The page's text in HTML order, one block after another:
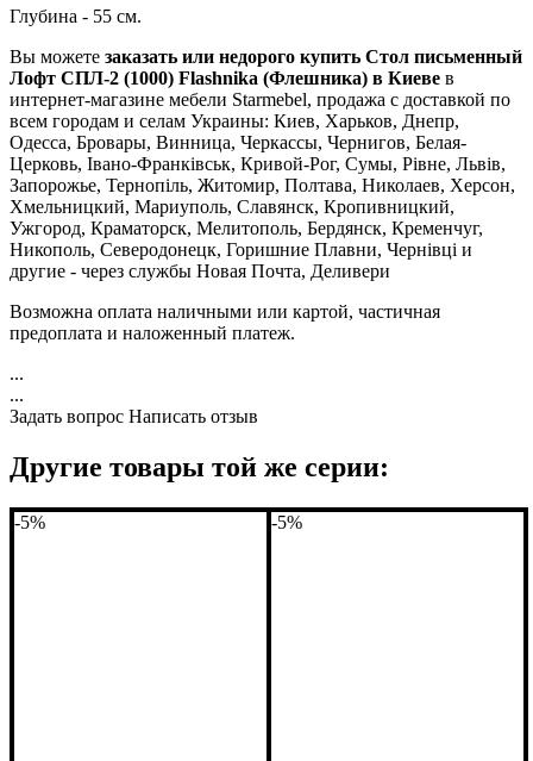
Глубина - 55 см.
Вы можете заказать или недорого купить Стол письменный
Лофт СПЛ-2 (1000) Flashnika (Флешника) в Киеве в
интернет-магазине мебели Starmebel, продажа с доставкой по
всем городам и селам Украины: Киев, Харьков, Днепр,
Одесса, Бровары, Винница, Черкассы, Чернигов, Белая-
Церковь, Івано-Франківськ, Кривой-Рог, Сумы, Рівне, Львів,
Запорожье, Тернопіль, Житомир, Полтава, Николаев, Херсон,
Хмельницкий, Мариуполь, Славянск, Кропивницкий,
Ужгород, Краматорск, Мелитополь, Бердянск, Кременчуг,
Никополь, Северодонецк, Горишние Плавни, Чернівці и
другие - через службы Новая Почта, Деливери
Возможна оплата наличными или картой, частичная
предоплата и наложенный платеж.
...
...
Задать вопрос Написать отзыв
Другие товары той же серии:
-5% -5%